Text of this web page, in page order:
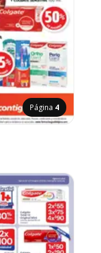
Página 4